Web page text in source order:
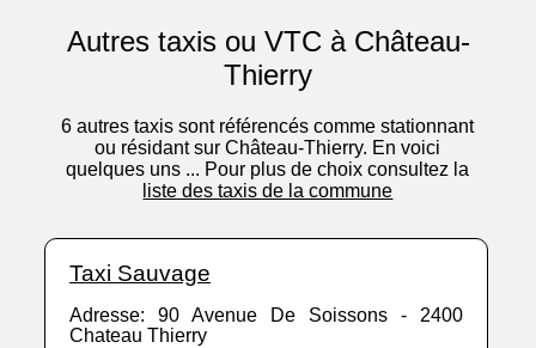
Autres taxis ou VTC à Château-
Thierry
6 autres taxis sont référencés comme stationnant
ou résidant sur Château-Thierry. En voici
quelques uns ... Pour plus de choix consultez la
liste des taxis de la commune
Taxi Sauvage
Adresse: 90 Avenue De Soissons - 2400
Chateau Thierry